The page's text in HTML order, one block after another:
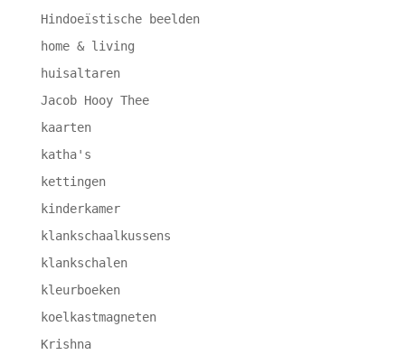
Hindoeïstische beelden
home & living
huisaltaren
Jacob Hooy Thee
kaarten
katha's
kettingen
kinderkamer
klankschaalkussens
klankschalen
kleurboeken
koelkastmagneten
Krishna